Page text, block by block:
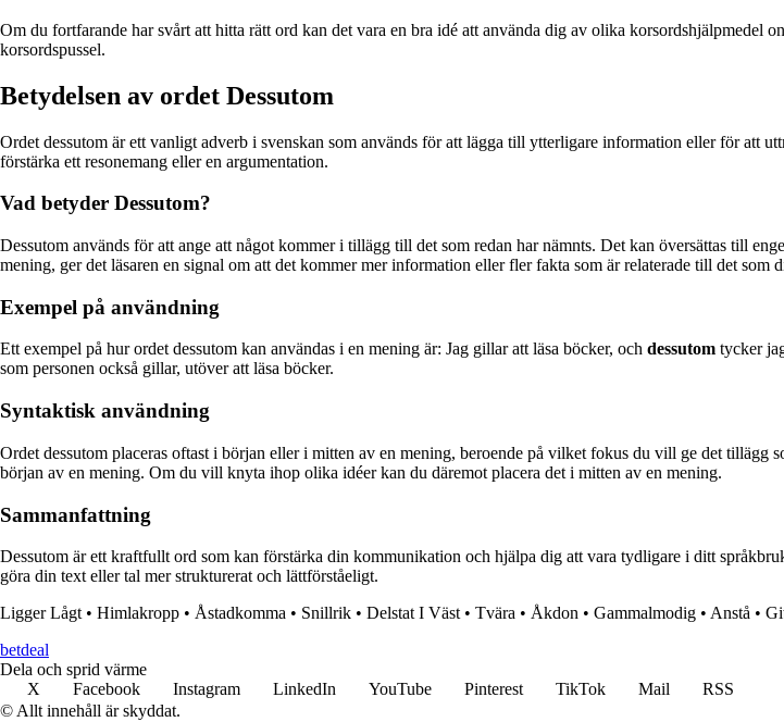
Om du fortfarande har svårt att hitta rätt ord kan det vara en bra idé att använda dig av olika
korsordspussel.
Betydelsen av ordet Dessutom
Ordet dessutom är ett vanligt adverb i svenskan som används för att lägga till ytterligare information eller för att
förstärka ett resonemang eller en argumentation.
Vad betyder Dessutom?
Dessutom används för att ange att något kommer i tillägg till det som redan har nämnts. Det kan översättas till
mening, ger det läsaren en signal om att det kommer mer information eller fler fakta som är relaterade till det som
Exempel på användning
Ett exempel på hur ordet dessutom kan användas i en mening är: Jag gillar att läsa böcker, och dessutom tycker
som personen också gillar, utöver att läsa böcker.
Syntaktisk användning
Ordet dessutom placeras oftast i början eller i mitten av en mening, beroende på vilket fokus du vill ge det
början av en mening. Om du vill knyta ihop olika idéer kan du däremot placera det i mitten av en mening.
Sammanfattning
Dessutom är ett kraftfullt ord som kan förstärka din kommunikation och hjälpa dig att vara tydligare i ditt
göra din text eller tal mer strukturerat och lättförståeligt.
Ligger Lågt • Himlakropp • Åstadkomma • Snillrik • Delstat I Väst • Tvära • Åkdon • Gammalmodig • Anstå •
betdeal
Dela och sprid värme
X
Facebook Instagram LinkedIn YouTube Pinterest TikTok Mail
RSS
© Allt innehåll är skyddat.